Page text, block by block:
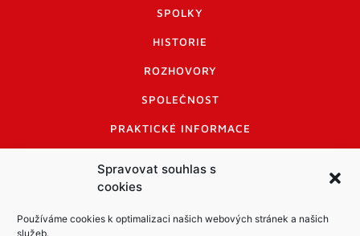
Spravovat souhlas s
cookies
Používáme cookies k optimalizaci našich webových stránek a našich
služeb.
SPOLKY
HISTORIE
ROZHOVORY
SPOLEČNOST
PRAKTICKÉ INFORMACE
INFORMACE A KODEX DISKUTUJÍCÍCH
LOGO A LOGO MANUÁL